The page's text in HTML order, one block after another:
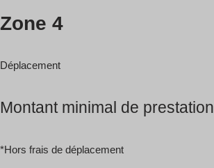
Zone 4
Déplacement
Montant minimal de prestation
*Hors frais de déplacement